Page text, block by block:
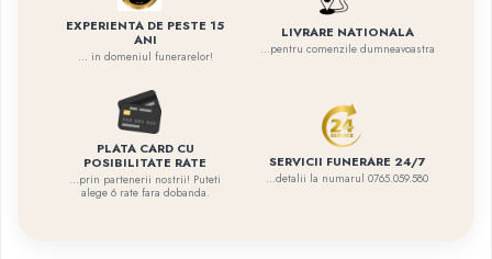
EXPERIENTA DE PESTE 15
ANI
... in domeniul funerarelor!
LIVRARE NATIONALA
...pentru comenzile dumneavoastra
PLATA CARD CU
POSIBILITATE RATE
...prin partenerii nostrii! Puteti
alege 6 rate fara dobanda.
SERVICII FUNERARE 24/7
...detalii la numarul 0765.059.580